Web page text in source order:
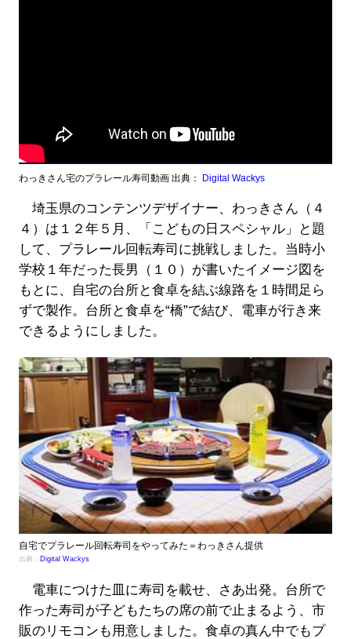
わっきさん宅のプラレール寿司動画 出典： Digital Wackys
埼玉県のコンテンツデザイナー、わっきさん（４
４）は１２年５月、「こどもの日スペシャル」と題
して、プラレール回転寿司に挑戦しました。当時小
学校１年だった長男（１０）が書いたイメージ図を
もとに、自宅の台所と食卓を結ぶ線路を１時間足ら
ずで製作。台所と食卓を“橋”で結び、電車が行き来
できるようにしました。
自宅でプラレール回転寿司をやってみた＝わっきさん提供
出典： Digital Wackys
電車につけた皿に寿司を載せ、さあ出発。台所で
作った寿司が子どもたちの席の前で止まるよう、市
販のリモコンも用意しました。食卓の真ん中でもプ